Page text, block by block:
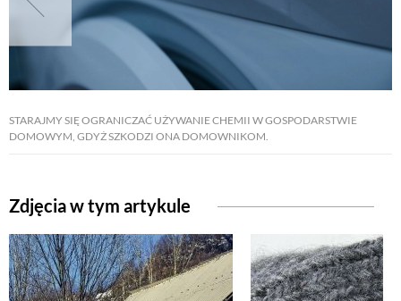
STARAJMY SIĘ OGRANICZAĆ UŻYWANIE CHEMII W GOSPODARSTWIE
DOMOWYM, GDYŻ SZKODZI ONA DOMOWNIKOM.
Zdjęcia w tym artykule
PROJEKTOWANIE OGRODU
NATURALNIE
URODA
NATURALNA APTECZKA
DLA DOMU